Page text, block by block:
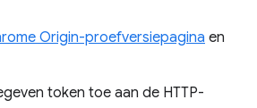
Origin-proefversiepagina en
token toe aan de HTTP-